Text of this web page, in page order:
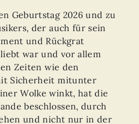
Geburtstag 2026 und zu
der auch für sein
und Rückgrat
war und vor allem
Zeiten wie den
Sicherheit mitunter
Wolke winkt, hat die
beschlossen, durch
und nicht nur in der